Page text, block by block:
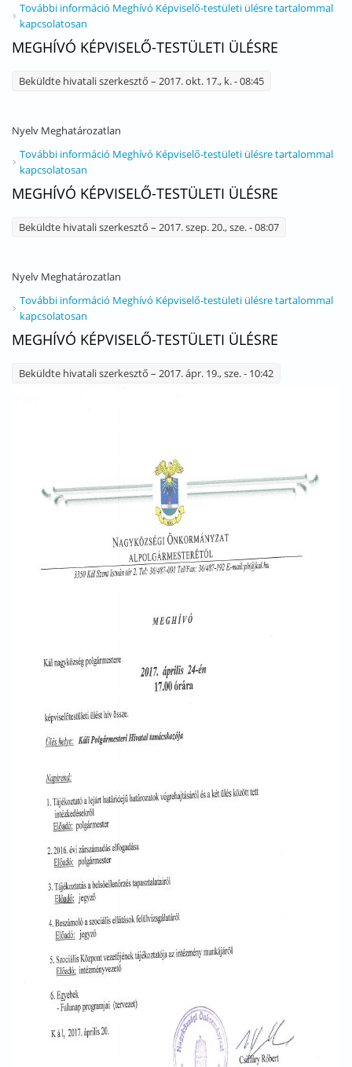
További információ Meghívó Képviselő-testületi ülésre tartalommal
kapcsolatosan
MEGHÍVÓ KÉPVISELŐ-TESTÜLETI ÜLÉSRE
Beküldte hivatali szerkesztő – 2017. okt. 17., k. - 08:45
Nyelv Meghatározatlan
További információ Meghívó Képviselő-testületi ülésre tartalommal
kapcsolatosan
MEGHÍVÓ KÉPVISELŐ-TESTÜLETI ÜLÉSRE
Beküldte hivatali szerkesztő – 2017. szep. 20., sze. - 08:07
Nyelv Meghatározatlan
További információ Meghívó Képviselő-testületi ülésre tartalommal
kapcsolatosan
MEGHÍVÓ KÉPVISELŐ-TESTÜLETI ÜLÉSRE
Beküldte hivatali szerkesztő – 2017. ápr. 19., sze. - 10:42